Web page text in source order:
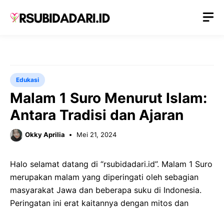
Edukasi
Malam 1 Suro Menurut Islam:
Antara Tradisi dan Ajaran
Okky Aprilia Mei 21, 2024
Halo selamat datang di “rsubidadari.id”. Malam 1 Suro
merupakan malam yang diperingati oleh sebagian
masyarakat Jawa dan beberapa suku di Indonesia.
Peringatan ini erat kaitannya dengan mitos dan